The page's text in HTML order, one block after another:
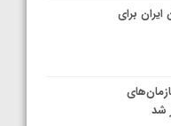
برای
شد